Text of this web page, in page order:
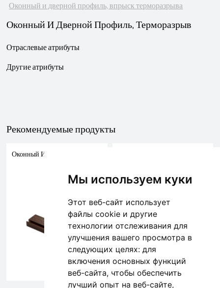
Мы используем куки
Этот веб-сайт использует
файлы cookie и другие
технологии отслеживания для
улучшения вашего просмотра в
следующих целях: для
включения основных функций
веб-сайта, чтобы обеспечить
лучший опыт на веб-сайте,
Оконный И Дверной Профиль, Терморазрыв
Отраслевые атрибуты
Другие атрибуты
Оконный и дверной профиль, впрыск терморазрыва
Рекомендуемые продукты
Оконный И Дверной Профиль